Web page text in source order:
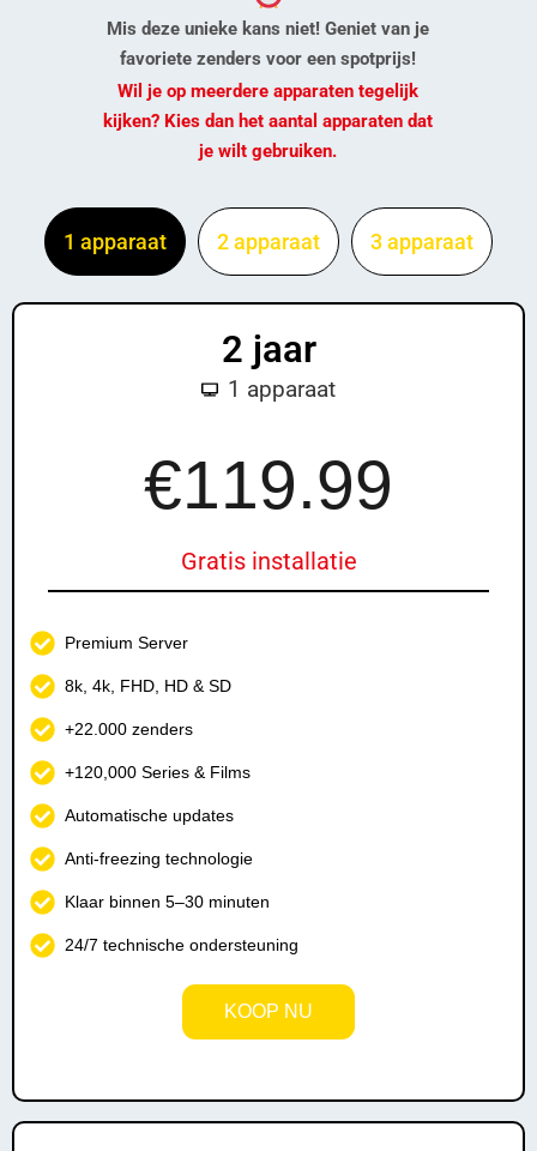
Mis deze unieke kans niet! Geniet van je
favoriete zenders voor een spotprijs!
Wil je op meerdere apparaten tegelijk
kijken? Kies dan het aantal apparaten dat
je wilt gebruiken.
1 apparaat 2 apparaat 3 apparaat
2 jaar
1 apparaat
€119.99
Gratis installatie
Premium Server
8k, 4k, FHD, HD & SD
+22.000 zenders
+120,000 Series & Films
Automatische updates
Anti-freezing technologie
Klaar binnen 5–30 minuten
24/7 technische ondersteuning
KOOP NU